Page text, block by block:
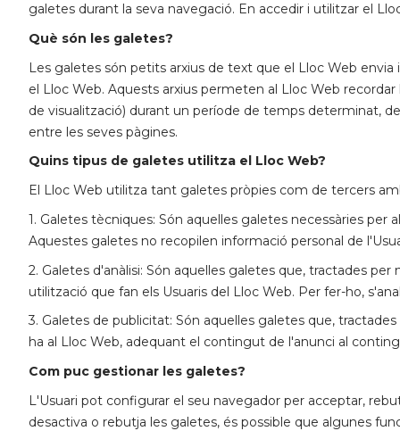
galetes durant la seva navegació. En accedir i utilitzar el
Què són les galetes?
Les galetes són petits arxius de text que el Lloc Web
el Lloc Web. Aquests arxius permeten al Lloc Web
de visualització) durant un període de temps determinat,
entre les seves pàgines.
Quins tipus de galetes utilitza el Lloc Web?
El Lloc Web utilitza tant galetes pròpies com de tercers
1. Galetes tècniques: Són aquelles galetes necessàries
Aquestes galetes no recopilen informació personal de
2. Galetes d'anàlisi: Són aquelles galetes que, tractades
utilització que fan els Usuaris del Lloc Web. Per fer-ho,
3. Galetes de publicitat: Són aquelles galetes que,
ha al Lloc Web, adequant el contingut de l'anunci al
Com puc gestionar les galetes?
L'Usuari pot configurar el seu navegador per acceptar,
desactiva o rebutja les galetes, és possible que algunes